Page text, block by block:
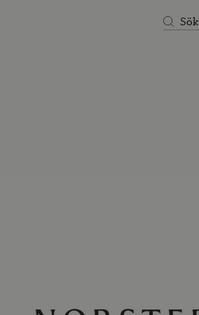
Sök